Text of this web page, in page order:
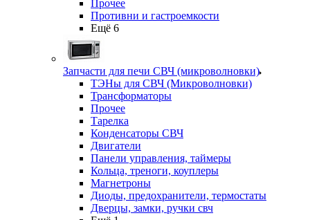
Прочее
Противни и гастроемкости
Ещё 6
Запчасти для печи СВЧ (микроволновки)
ТЭНы для СВЧ (Микроволновки)
Трансформаторы
Прочее
Тарелка
Конденсаторы СВЧ
Двигатели
Панели управления, таймеры
Кольца, треноги, коуплеры
Магнетроны
Диоды, предохранители, термостаты
Дверцы, замки, ручки свч